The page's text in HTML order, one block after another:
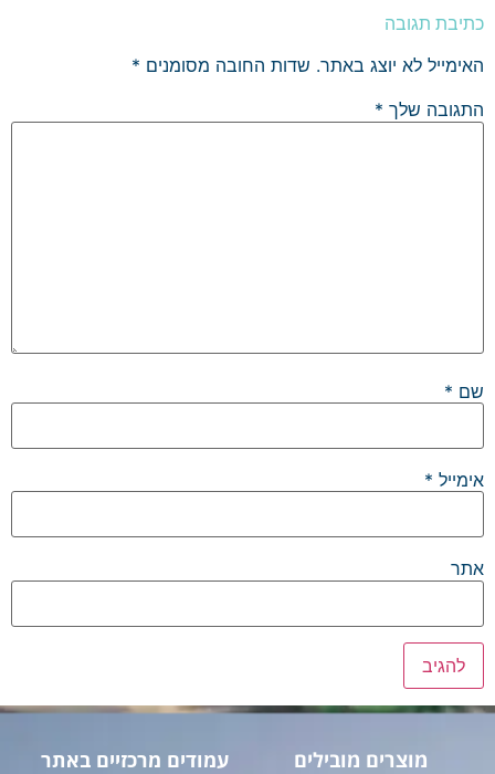
כתיבת תגובה
האימייל לא יוצג באתר. שדות החובה מסומנים *
התגובה שלך *
שם *
אימייל *
אתר
מוצרים מובילים עמודים מרכזיים באתר